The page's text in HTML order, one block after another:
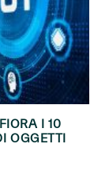
I 10
OGGETTI